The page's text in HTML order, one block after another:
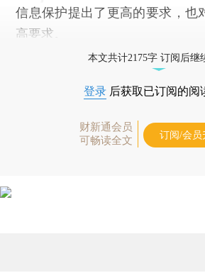
信息保护提出了更高的要求，也
高要求。
本文共计2175字 订阅后继
登录 后获取已订阅的阅
财新通会员
可畅读全文
订阅/会员